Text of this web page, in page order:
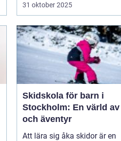
31 oktober 2025
Skidskola för barn i
Stockholm: En värld
och äventyr
Att lära sig åka skidor är en